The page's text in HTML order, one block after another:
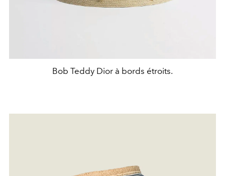
Bob Teddy Dior à bords étroits.